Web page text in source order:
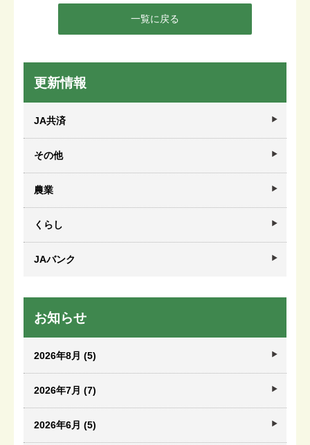
一覧に戻る
更新情報
JA共済
その他
農業
くらし
JAバンク
お知らせ
2026年8月 (5)
2026年7月 (7)
2026年6月 (5)